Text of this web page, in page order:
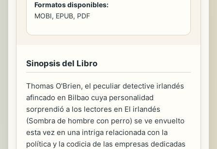
Formatos disponibles:
MOBI, EPUB, PDF
Sinopsis del Libro
Thomas O'Brien, el peculiar detective irlandés
afincado en Bilbao cuya personalidad
sorprendió a los lectores en El irlandés
(Sombra de hombre con perro) se ve envuelto
esta vez en una intriga relacionada con la
política y la codicia de las empresas dedicadas